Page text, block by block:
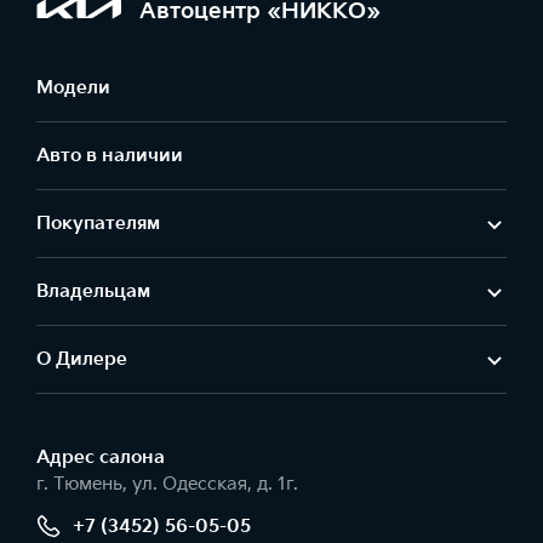
Автоцентр «НИККО»
Модели
Авто в наличии
Покупателям
Владельцам
О Дилере
Адрес салонa
г. Тюмень, ул. Одесская, д. 1г.
+7 (3452) 56-05-05